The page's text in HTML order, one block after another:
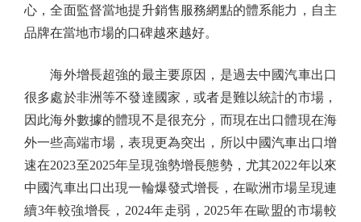
心，全面監督當地提升銷售服務網點的體系能力，自主
品牌在當地市場的口碑越來越好。
海外增長超強的最主要原因，是過去中國汽車出口
很多處於非洲等不發達國家，或者是難以統計的市場，
因此海外數據的體現不是很充分，而現在出口體現在海
外一些高端市場，表現更為突出，所以中國汽車出口增
速在2023至2025年呈現強勢增長態勢，尤其2022年以來
中國汽車出口出現一輪爆發式增長，在歐洲市場呈現連
續3年較強增長，2024年走弱，2025年在歐盟的市場較